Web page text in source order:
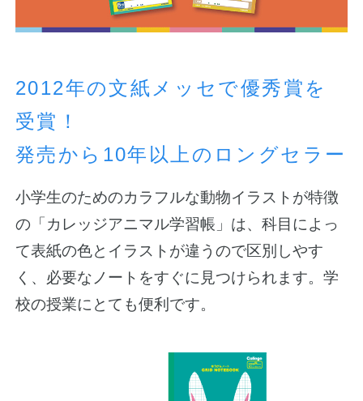
2012年の文紙メッセで優秀賞を
受賞！
発売から10年以上のロングセラー
小学生のためのカラフルな動物イラストが特徴
の「カレッジアニマル学習帳」は、科目によっ
て表紙の色とイラストが違うので区別しやす
く、必要なノートをすぐに見つけられます。学
校の授業にとても便利です。